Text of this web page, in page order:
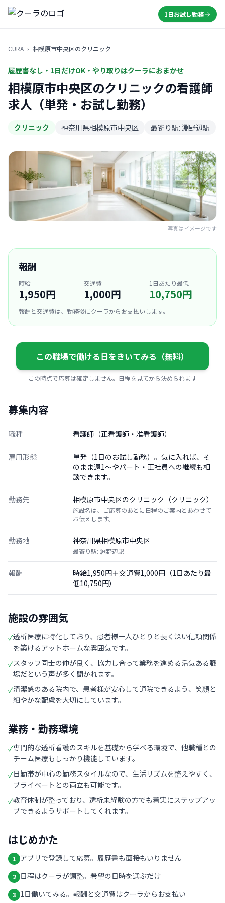
1日お試し勤務
CURA › 相模原市中央区のクリニック
履歴書なし・1日だけOK・やり取りはクーラにおまかせ
相模原市中央区のクリニックの看護師
求人（単発・お試し勤務）
クリニック 神奈川県相模原市中央区 最寄り駅: 淵野辺駅
写真はイメージです
報酬
時給
1,950円
交通費
1,000円
1日あたり最低
10,750円
報酬と交通費は、勤務後にクーラからお支払いします。
この職場で働ける日をきいてみる（無料）
この時点で応募は確定しません。日程を見てから決められます
募集内容
職種 看護師（正看護師・准看護師）
雇用形態
単発（1日のお試し勤務）。気に入れば、そ
のまま週1〜やパート・正社員への継続も相
談できます。
勤務先 相模原市中央区のクリニック（クリニック）
施設名は、ご応募のあとに日程のご案内とあわせて
お伝えします。
勤務地 神奈川県相模原市中央区
最寄り駅: 淵野辺駅
報酬
時給1,950円＋交通費1,000円（1日あたり最
低10,750円）
施設の雰囲気
✓透析医療に特化しており、患者様一人ひとりと長く深い信頼関係
を築けるアットホームな雰囲気です。
✓スタッフ同士の仲が良く、協力し合って業務を進める活気ある職
場だという声が多く聞かれます。
✓清潔感のある院内で、患者様が安心して通院できるよう、笑顔と
細やかな配慮を大切にしています。
業務・勤務環境
✓専門的な透析看護のスキルを基礎から学べる環境で、他職種との
チーム医療もしっかり機能しています。
✓日勤帯が中心の勤務スタイルなので、生活リズムを整えやすく、
プライベートとの両立も可能です。
✓教育体制が整っており、透析未経験の方でも着実にステップアッ
プできるようサポートしてくれます。
はじめかた
1 アプリで登録して応募。履歴書も面接もいりません
2 日程はクーラが調整。希望の日時を選ぶだけ
3 1日働いてみる。報酬と交通費はクーラからお支払い